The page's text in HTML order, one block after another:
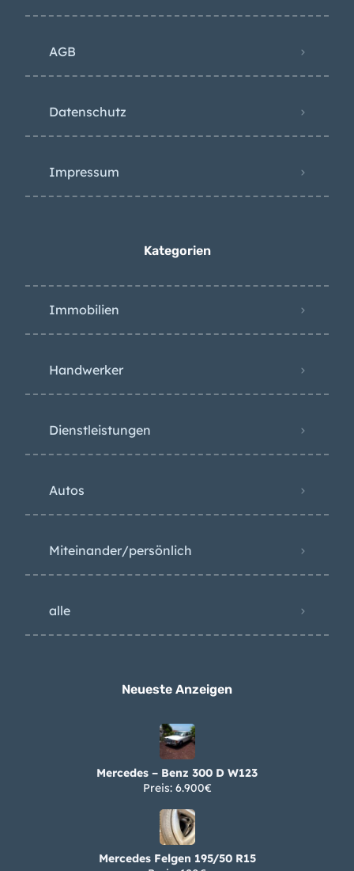
AGB
Datenschutz
Impressum
Kategorien
Immobilien
Handwerker
Dienstleistungen
Autos
Miteinander/persönlich
alle
Neueste Anzeigen
Mercedes – Benz 300 D W123
Preis: 6.900€
Mercedes Felgen 195/50 R15